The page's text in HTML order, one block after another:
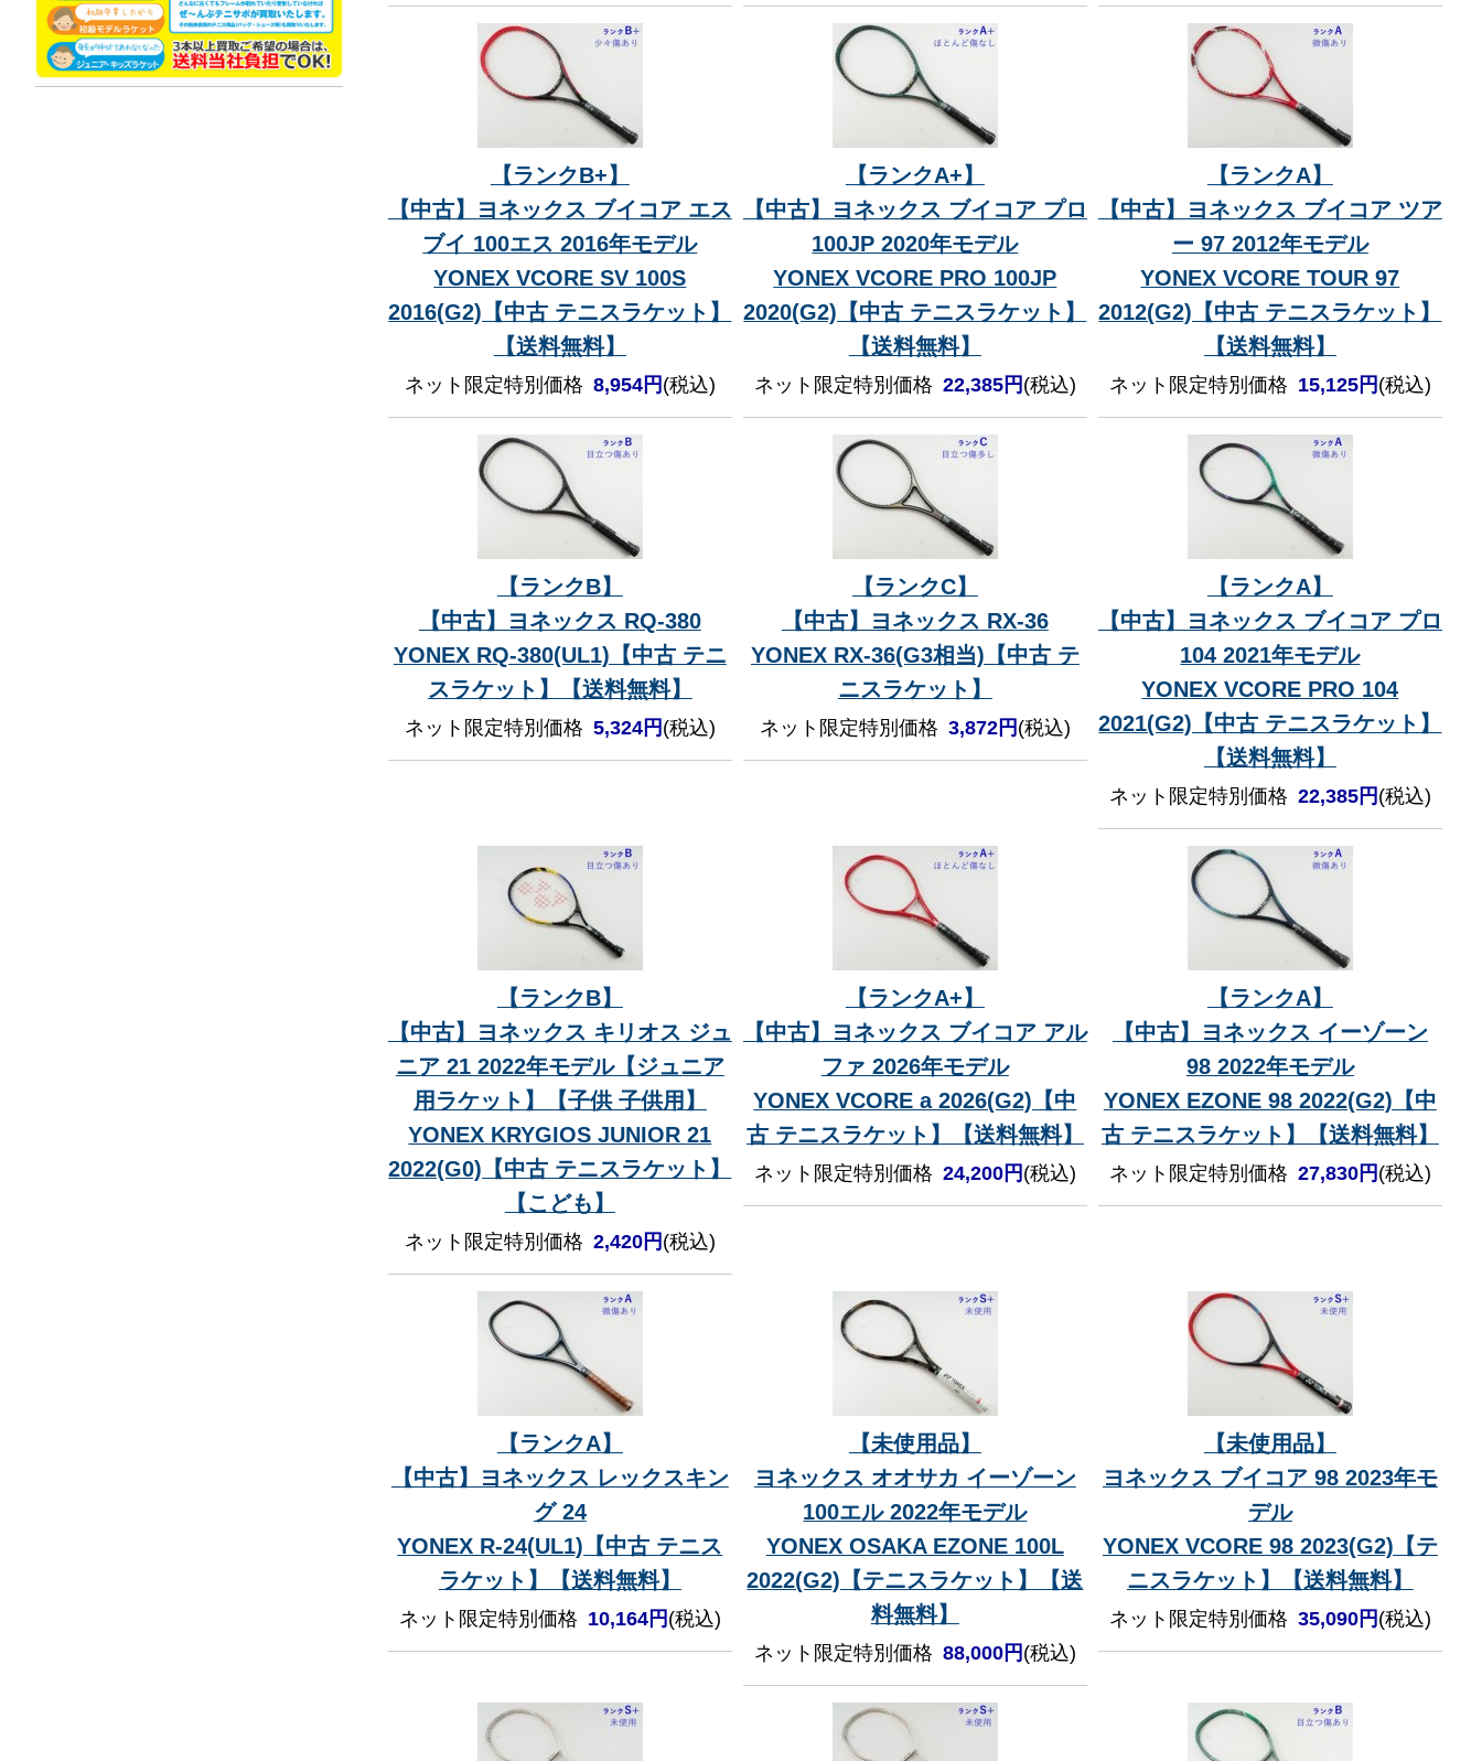
【ランクB+】
【中古】ヨネックス ブイコア エス
ブイ 100エス 2016年モデル
YONEX VCORE SV 100S
2016(G2)【中古 テニスラケット】
【送料無料】
ネット限定特別価格 8,954円 (税込)
【ランクA+】
【中古】ヨネックス ブイコア プロ
100JP 2020年モデル
YONEX VCORE PRO 100JP
2020(G2)【中古 テニスラケット】
【送料無料】
ネット限定特別価格 22,385円 (税込)
【ランクA】
【中古】ヨネックス ブイコア ツア
ー 97 2012年モデル
YONEX VCORE TOUR 97
2012(G2)【中古 テニスラケット】
【送料無料】
ネット限定特別価格 15,125円 (税込)
【ランクB】
【中古】ヨネックス RQ-380
YONEX RQ-380(UL1)【中古 テニ
スラケット】【送料無料】
ネット限定特別価格 5,324円 (税込)
【ランクC】
【中古】ヨネックス RX-36
YONEX RX-36(G3相当)【中古 テ
ニスラケット】
ネット限定特別価格 3,872円 (税込)
【ランクA】
【中古】ヨネックス ブイコア プロ
104 2021年モデル
YONEX VCORE PRO 104
2021(G2)【中古 テニスラケット】
【送料無料】
ネット限定特別価格 22,385円 (税込)
【ランクB】
【中古】ヨネックス キリオス ジュ
ニア 21 2022年モデル【ジュニア
用ラケット】【子供 子供用】
YONEX KRYGIOS JUNIOR 21
2022(G0)【中古 テニスラケット】
【こども】
ネット限定特別価格 2,420円 (税込)
【ランクA+】
【中古】ヨネックス ブイコア アル
ファ 2026年モデル
YONEX VCORE a 2026(G2)【中
古 テニスラケット】【送料無料】
ネット限定特別価格 24,200円 (税込)
【ランクA】
【中古】ヨネックス イーゾーン
98 2022年モデル
YONEX EZONE 98 2022(G2)【中
古 テニスラケット】【送料無料】
ネット限定特別価格 27,830円 (税込)
【ランクA】
【中古】ヨネックス レックスキン
グ 24
YONEX R-24(UL1)【中古 テニス
ラケット】【送料無料】
ネット限定特別価格 10,164円 (税込)
【未使用品】
ヨネックス オオサカ イーゾーン
100エル 2022年モデル
YONEX OSAKA EZONE 100L
2022(G2)【テニスラケット】【送
料無料】
ネット限定特別価格 88,000円 (税込)
【未使用品】
ヨネックス ブイコア 98 2023年モ
デル
YONEX VCORE 98 2023(G2)【テ
ニスラケット】【送料無料】
ネット限定特別価格 35,090円 (税込)